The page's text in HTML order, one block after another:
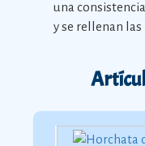
una
y se rellenan